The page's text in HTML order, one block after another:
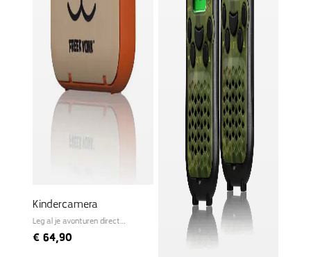
Kindercamera
Leg al je avonturen direct
€ 64,90